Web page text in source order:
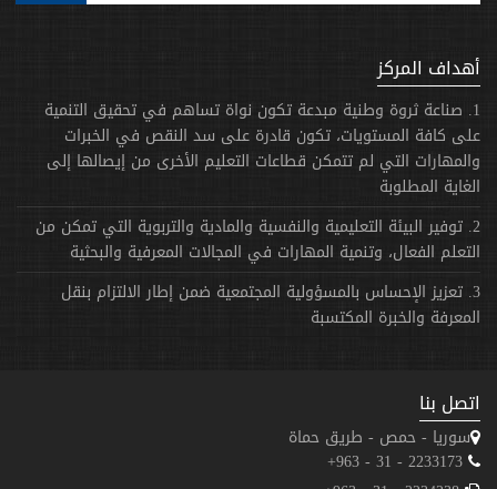
أهداف المركز
1. صناعة ثروة وطنية مبدعة تكون نواة تساهم في تحقيق التنمية
على كافة المستويات، تكون قادرة على سد النقص في الخبرات
والمهارات التي لم تتمكن قطاعات التعليم الأخرى من إيصالها إلى
الغاية المطلوبة
2. توفير البيئة التعليمية والنفسية والمادية والتربوية التي تمكن من
التعلم الفعال، وتنمية المهارات في المجالات المعرفية والبحثية
3. تعزيز الإحساس بالمسؤولية المجتمعية ضمن إطار الالتزام بنقل
المعرفة والخبرة المكتسبة
اتصل بنا
سوريا - حمص - طريق حماة